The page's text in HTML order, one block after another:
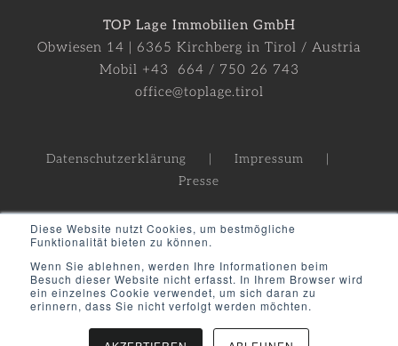
Diese Website nutzt Cookies, um bestmögliche
Funktionalität bieten zu können.
Wenn Sie ablehnen, werden Ihre Informationen beim
Besuch dieser Website nicht erfasst. In Ihrem Browser wird
ein einzelnes Cookie verwendet, um sich daran zu
erinnern, dass Sie nicht verfolgt werden möchten.
TOP Lage Immobilien GmbH
Obwiesen 14 | 6365 Kirchberg in Tirol / Austria
Mobil +43 664 / 750 26 743
office@toplage.tirol
Datenschutzerklärung
Impressum
Presse
©2021| All Rights Reserved |TOPLAGE Immobilien GmbH